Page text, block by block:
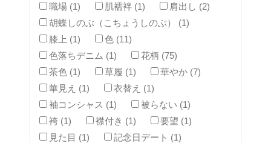
職場 (1)
肌襦袢 (1)
肩出し (2)
胡蝶しのぶ（こちょうしのぶ） (1)
膝上 (1)
色 (11)
色落ちデニム (1)
花柄 (75)
茶色 (1)
草履 (1)
華やか (7)
華見え (1)
衣替え (1)
袖コンシャス (1)
被らない (1)
袴 (1)
襟付き (1)
要望 (1)
見た目 (1)
記念日デート (1)